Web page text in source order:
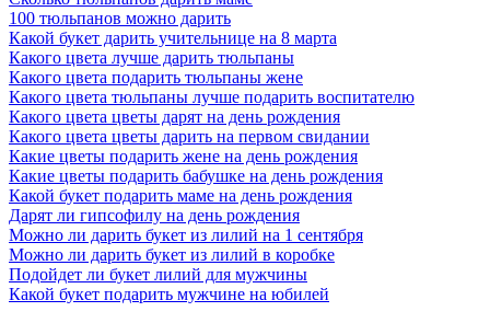
100 тюльпанов можно дарить
Какой букет дарить учительнице на 8 марта
Какого цвета лучше дарить тюльпаны
Какого цвета подарить тюльпаны жене
Какого цвета тюльпаны лучше подарить воспитателю
Какого цвета цветы дарят на день рождения
Какого цвета цветы дарить на первом свидании
Какие цветы подарить жене на день рождения
Какие цветы подарить бабушке на день рождения
Какой букет подарить маме на день рождения
Дарят ли гипсофилу на день рождения
Можно ли дарить букет из лилий на 1 сентября
Можно ли дарить букет из лилий в коробке
Подойдет ли букет лилий для мужчины
Какой букет подарить мужчине на юбилей
композицию. Универсальным дополнением к букету цветов
является сладкий презент. Это может быть коробка конфет,
шоколадка, зефир или мармелад – любая сладость, которую
очень любит получатель. Такое сочетание подарков сможет
подарить еще больше радости и положительных эмоций.
Воздушные шары всегда дарят невероятное ощущение
праздника и беззаботности, возвращая каждого из нас в детство.
Поэтому такое дополнение к букету создаст еще большую
атмосферу веселья и непременно станет залогом хорошего
настроения. Мягкие игрушки также возвращают нас в детство,
дарят ощущение нежности и безмятежности. Такой презент
можно добавить к подарку романтичной и чуткой натуре.
Можно выбрать множество других дополнений к букету, исходя
из пожеланий и предпочтений получательницы. Это может быть
набор чая или кофе, парфюмерия, подарочный сертификат.